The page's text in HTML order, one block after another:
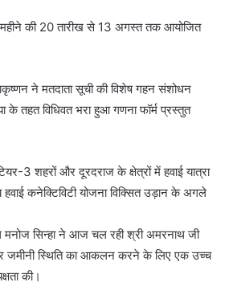
की 20 तारीख से 13 अगस्त तक आयोजित
ने मतदाता सूची की विशेष गहन संशोधन
तहत विधिवत भरा हुआ गणना फॉर्म प्रस्तुत
3 शहरों और दूरदराज के क्षेत्रों में हवाई यात्रा
हवाई कनेक्टिविटी योजना विक्सित उड़ान के अगले
मनोज सिन्हा ने आज चल रही श्री अमरनाथ जी
जमीनी स्थिति का आकलन करने के लिए एक उच्च
की।